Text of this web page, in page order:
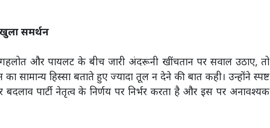
समर्थन
और पायलट के बीच जारी अंदरूनी खींचतान पर सवाल उठाए, तो
सामान्य हिस्सा बताते हुए ज्यादा तूल न देने की बात कही। उन्होंने स्पष्ट
पार्टी नेतृत्व के निर्णय पर निर्भर करता है और इस पर अनावश्यक